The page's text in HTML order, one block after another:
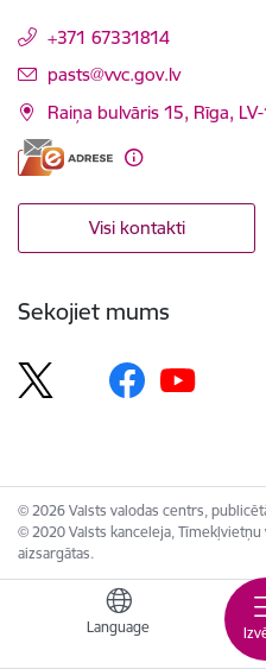
Language
+371 67331814
E-pasts:
pasts@vvc.gov.lv
Raiņa bulvāris 15, Rīga,
Visi kontakti
Sekojiet mums
© 2026 Valsts valodas centrs,
© 2020 Valsts kanceleja,
aizsargātas.